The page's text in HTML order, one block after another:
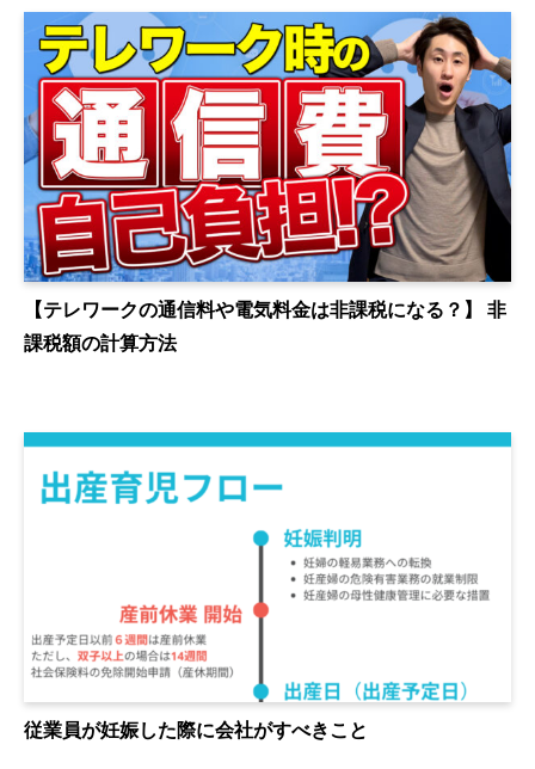
【テレワークの通信料や電気料金は非課税になる？】 非
課税額の計算方法
従業員が妊娠した際に会社がすべきこと